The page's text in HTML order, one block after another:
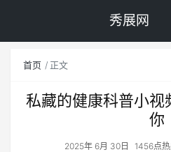
秀展网
首页 正文
私藏的健康科普小视
你
2025年 6月 30日 1456点